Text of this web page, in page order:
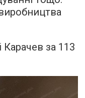
за 113